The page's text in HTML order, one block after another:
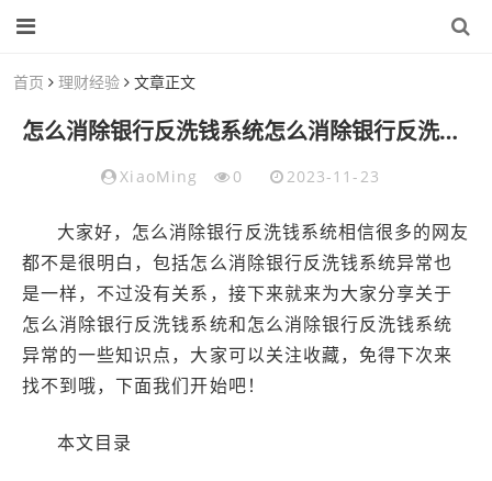
首页 理财经验 文章正文
怎么消除银行反洗钱系统怎么消除银行反洗钱系统异常
XiaoMing 0 2023-11-23
大家好，怎么消除银行反洗钱系统相信很多的网友
都不是很明白，包括怎么消除银行反洗钱系统异常也
是一样，不过没有关系，接下来就来为大家分享关于
怎么消除银行反洗钱系统和怎么消除银行反洗钱系统
异常的一些知识点，大家可以关注收藏，免得下次来
找不到哦，下面我们开始吧！
本文目录